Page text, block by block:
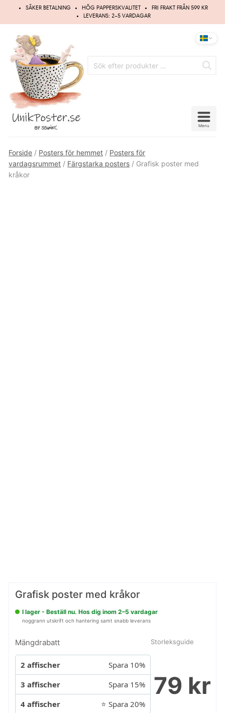
Hoppa
SÄKER BETALNING HÖG PAPPERSKVALITET
FRI FRAKT FRÅN 599 KR
LEVERANS: 2–5 VARDAGAR
Menu
Forside / Posters för hemmet / Posters för
vardagsrummet / Färgstarka posters / Grafisk poster med
kråkor
Grafisk poster med kråkor
I lager - Beställ nu. Hos dig inom 2–5 vardagar
noggrann utskrift och hantering samt snabb leverans
Storleksguide
Mängdrabatt
2 affischer
Spara 10%
3 affischer
Spara 15%
4 affischer
⭐ Spara 20%
79 kr